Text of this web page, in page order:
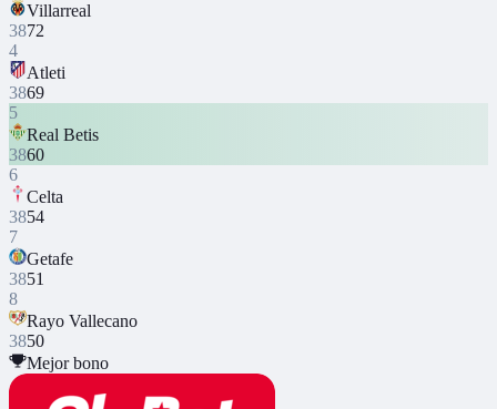
Villarreal
3872
4
Atleti
3869
5
Real Betis
3860
6
Celta
3854
7
Getafe
3851
8
Rayo Vallecano
3850
Mejor bono